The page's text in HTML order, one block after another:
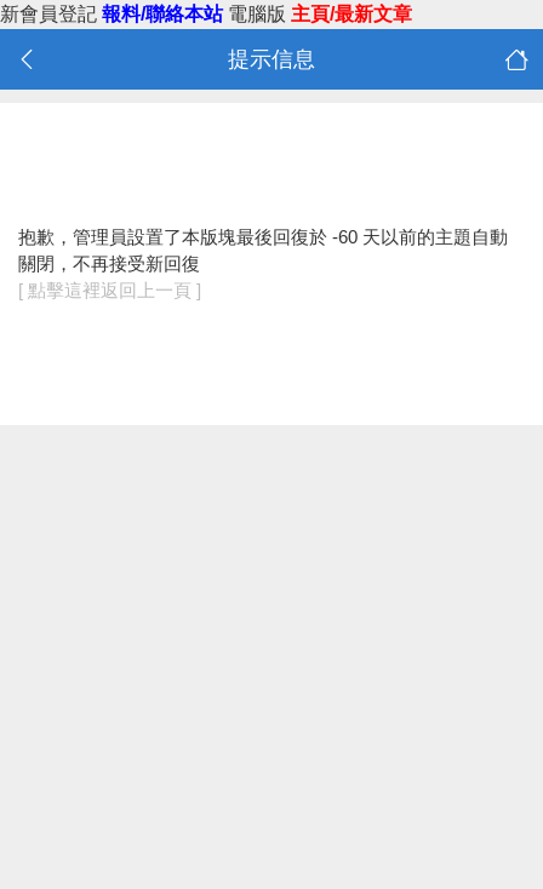
新會員登記 報料/聯絡本站 電腦版 主頁/最新文章
提示信息
抱歉，管理員設置了本版塊最後回復於 -60 天以前的主題自動
關閉，不再接受新回復
[ 點擊這裡返回上一頁 ]